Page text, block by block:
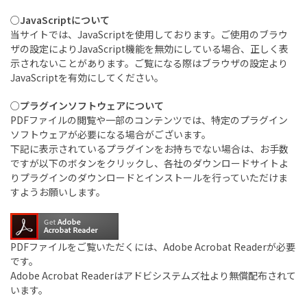
○JavaScriptについて
当サイトでは、JavaScriptを使用しております。ご使用のブラウ
ザの設定によりJavaScript機能を無効にしている場合、正しく表
示されないことがあります。ご覧になる際はブラウザの設定より
JavaScriptを有効にしてください。
○プラグインソフトウェアについて
PDFファイルの閲覧や一部のコンテンツでは、特定のプラグイン
ソフトウェアが必要になる場合がございます。
下記に表示されているプラグインをお持ちでない場合は、お手数
ですが以下のボタンをクリックし、各社のダウンロードサイトよ
りプラグインのダウンロードとインストールを行っていただけま
すようお願いします。
PDFファイルをご覧いただくには、Adobe Acrobat Readerが必要
です。
Adobe Acrobat Readerはアドビシステムズ社より無償配布されて
います。